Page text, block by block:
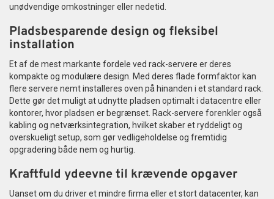
unødvendige omkostninger eller nedetid.
Pladsbesparende design og fleksibel
installation
Et af de mest markante fordele ved rack-servere er deres
kompakte og modulære design. Med deres flade formfaktor kan
flere servere nemt installeres oven på hinanden i et standard rack.
Dette gør det muligt at udnytte pladsen optimalt i datacentre eller
kontorer, hvor pladsen er begrænset. Rack-servere forenkler også
kabling og netværksintegration, hvilket skaber et ryddeligt og
overskueligt setup, som gør vedligeholdelse og fremtidig
opgradering både nem og hurtig.
Kraftfuld ydeevne til krævende opgaver
Uanset om du driver et mindre firma eller et stort datacenter, kan